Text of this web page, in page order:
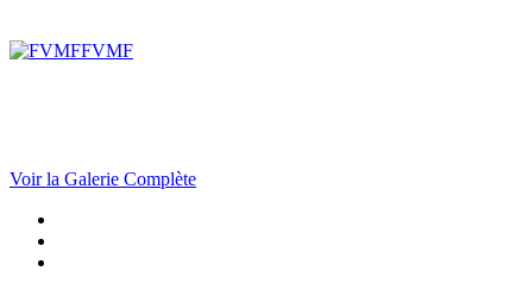
FVMF
Voir la Galerie Complète